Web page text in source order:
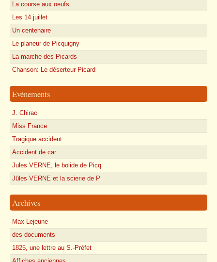
La course aux oeufs
Les 14 juillet
Un centenaire
Le planeur de Picquigny
La marche des Picards
Chanson: Le déserteur Picard
Evénements
J. Chirac
Miss France
Tragique accident
Accident de car
Jules VERNE, le bolide de Picq
Jûles VERNE et la scierie de P
Archives
Max Lejeune
des documents
1825, une lettre au S.-Préfet